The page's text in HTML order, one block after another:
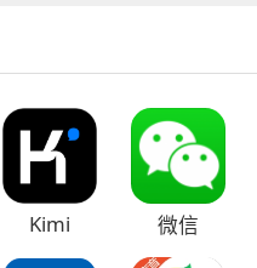
Kimi 微信